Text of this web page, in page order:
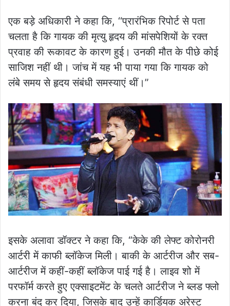
एक बड़े अधिकारी ने कहा कि, ‘‘प्रारंभिक रिपोर्ट से पता
चलता है कि गायक की मृत्यु हृदय की मांसपेशियों के रक्त
प्रवाह की रूकावट के कारण हुई। उनकी मौत के पीछे कोई
साजिश नहीं थी। जांच में यह भी पाया गया कि गायक को
लंबे समय से हृदय संबंधी समस्याएं थीं।”
इसके अलावा डॉक्टर ने कहा कि, “केके की लेफ्ट कोरोनरी
आर्टरी में काफी ब्लॉकेज मिली। बाकी के आर्टरीज और सब-
आर्टरीज में कहीं-कहीं ब्लॉकेज पाई गई है। लाइव शो में
परफॉर्म करते हुए एक्साइटमेंट के चलते आर्टरीज ने ब्लड फ्लो
करना बंद कर दिया, जिसके बाद उन्हें कार्डियक अरेस्ट